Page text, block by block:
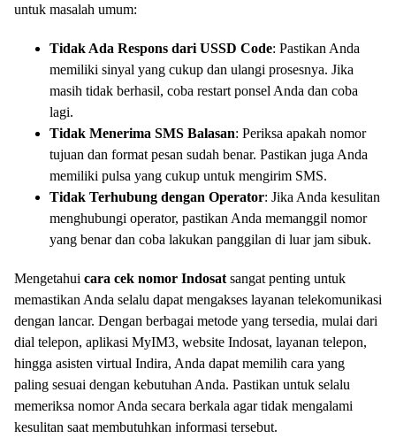
untuk masalah umum:
Tidak Ada Respons dari USSD Code: Pastikan Anda
memiliki sinyal yang cukup dan ulangi prosesnya. Jika
masih tidak berhasil, coba restart ponsel Anda dan coba
lagi.
Tidak Menerima SMS Balasan: Periksa apakah nomor
tujuan dan format pesan sudah benar. Pastikan juga Anda
memiliki pulsa yang cukup untuk mengirim SMS.
Tidak Terhubung dengan Operator: Jika Anda kesulitan
menghubungi operator, pastikan Anda memanggil nomor
yang benar dan coba lakukan panggilan di luar jam sibuk.
Mengetahui cara cek nomor Indosat sangat penting untuk
memastikan Anda selalu dapat mengakses layanan telekomunikasi
dengan lancar. Dengan berbagai metode yang tersedia, mulai dari
dial telepon, aplikasi MyIM3, website Indosat, layanan telepon,
hingga asisten virtual Indira, Anda dapat memilih cara yang
paling sesuai dengan kebutuhan Anda. Pastikan untuk selalu
memeriksa nomor Anda secara berkala agar tidak mengalami
kesulitan saat membutuhkan informasi tersebut.